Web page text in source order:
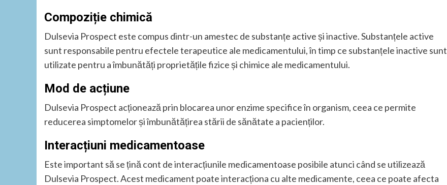
Compoziție chimică
Dulsevia Prospect este compus dintr-un amestec de substanțe active și inactive. Substanțele active
sunt responsabile pentru efectele terapeutice ale medicamentului, în timp ce substanțele inactive sunt
utilizate pentru a îmbunătăți proprietățile fizice și chimice ale medicamentului.
Mod de acțiune
Dulsevia Prospect acționează prin blocarea unor enzime specifice în organism, ceea ce permite
reducerea simptomelor și îmbunătățirea stării de sănătate a pacienților.
Interacțiuni medicamentoase
Este important să se țină cont de interacțiunile medicamentoase posibile atunci când se utilizează
Dulsevia Prospect. Acest medicament poate interacționa cu alte medicamente, ceea ce poate afecta